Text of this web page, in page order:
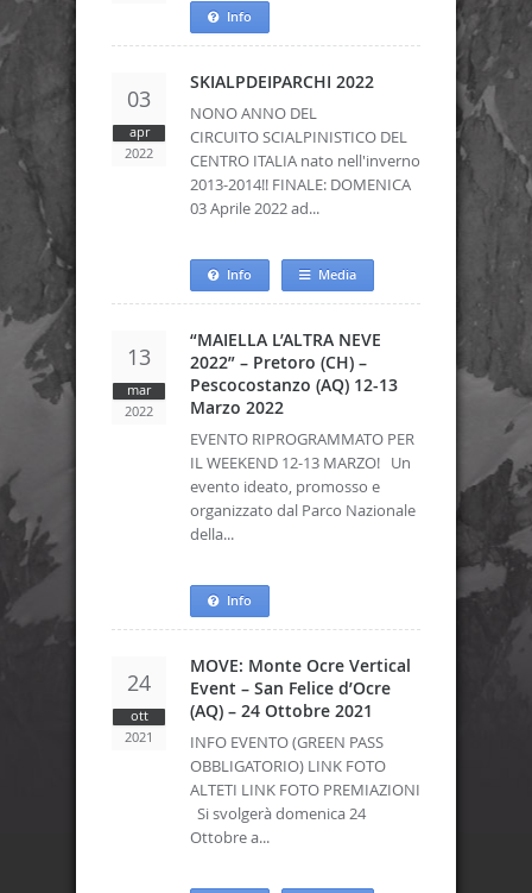
Info
03
apr
2022
SKIALPDEIPARCHI 2022
NONO ANNO DEL
CIRCUITO SCIALPINISTICO DEL
CENTRO ITALIA nato nell'inverno
2013-2014!! FINALE: DOMENICA
03 Aprile 2022 ad...
Info Media
13
mar
2022
“MAIELLA L’ALTRA NEVE
2022” – Pretoro (CH) –
Pescocostanzo (AQ) 12-13
Marzo 2022
EVENTO RIPROGRAMMATO PER
IL WEEKEND 12-13 MARZO! Un
evento ideato, promosso e
organizzato dal Parco Nazionale
della...
Info
24
ott
2021
MOVE: Monte Ocre Vertical
Event – San Felice d’Ocre
(AQ) – 24 Ottobre 2021
INFO EVENTO (GREEN PASS
OBBLIGATORIO) LINK FOTO
ALTETI LINK FOTO PREMIAZIONI
Si svolgerà domenica 24
Ottobre a...